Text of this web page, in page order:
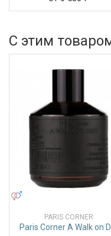
С этим
PARIS CORNER
Paris Corner A Walk on